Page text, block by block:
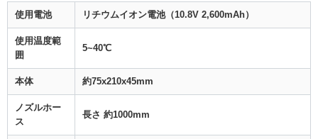
使用電池 リチウムイオン電池（10.8V 2,600mAh）
使用温度範
囲
5~40℃
本体 約75x210x45mm
ノズルホー
ス
長さ 約1000mm